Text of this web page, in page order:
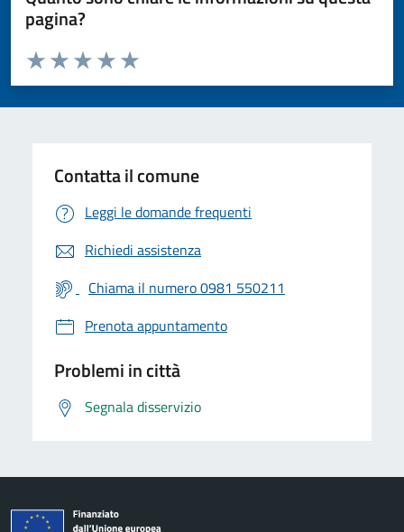
pagina?
Valuta da 1 a 5 stelle la pagina
Valuta 5 stelle su 5
Valuta 4 stelle su 5
Valuta 3 stelle su 5
Valuta 2 stelle su 5
Valuta 1 stelle su 5
Contatta il comune
Leggi le domande frequenti
Richiedi assistenza
Chiama il numero 0981 550211
Prenota appuntamento
Problemi in città
Segnala disservizio